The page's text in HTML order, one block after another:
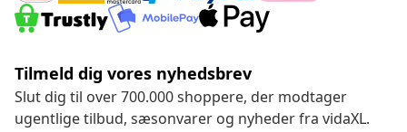
Tilmeld dig vores nyhedsbrev
Slut dig til over 700.000 shoppere, der modtager
ugentlige tilbud, sæsonvarer og nyheder fra vidaXL.